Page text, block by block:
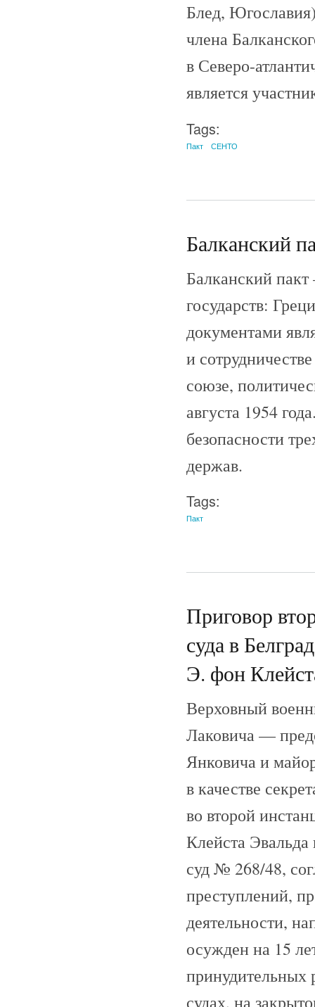
Блед,
члена
в Северо-
является
Tags:
Пакт СЕНТО
Балканский
Балканский
государств:
документами
и
союзе,
августа 1954
безопасности
держав.
Tags:
Пакт
Приговор
суда в
Э. фон
Верховный
Лаковича —
Янковича и
в качестве
во второй
Клейста Эвальда
суд № 268/48,
преступлений,
деятельности,
осужден на 15
принудительных
судах, на